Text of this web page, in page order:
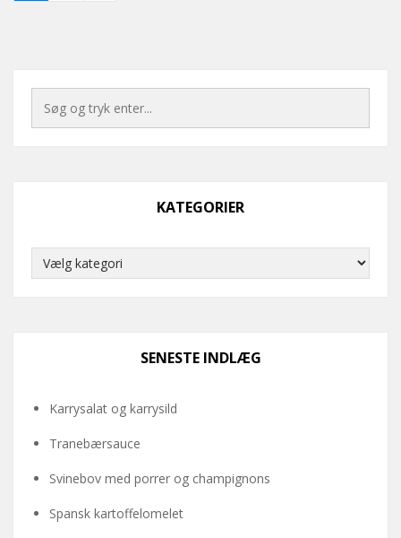
KATEGORIER
Kategorier
SENESTE INDLÆG
Karrysalat og karrysild
Tranebærsauce
Svinebov med porrer og champignons
Spansk kartoffelomelet